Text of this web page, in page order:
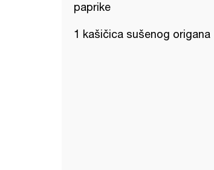
paprike
1 kašičica sušenog origana